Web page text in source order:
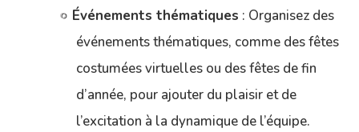
Événements thématiques : Organisez des
événements thématiques, comme des fêtes
costumées virtuelles ou des fêtes de fin
d’année, pour ajouter du plaisir et de
l’excitation à la dynamique de l’équipe.